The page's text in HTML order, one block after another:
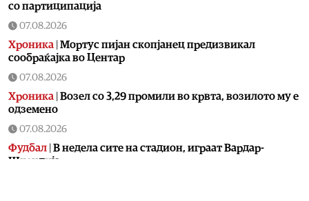
со партиципација
07.08.2026
Хроника Мортус пијан скопјанец предизвикал
сообраќајка во Центар
07.08.2026
Хроника Возел со 3,29 промили во крвта, возилото му е
одземено
07.08.2026
Фудбал В недела сите на стадион, играат Вардар-
Шкендија